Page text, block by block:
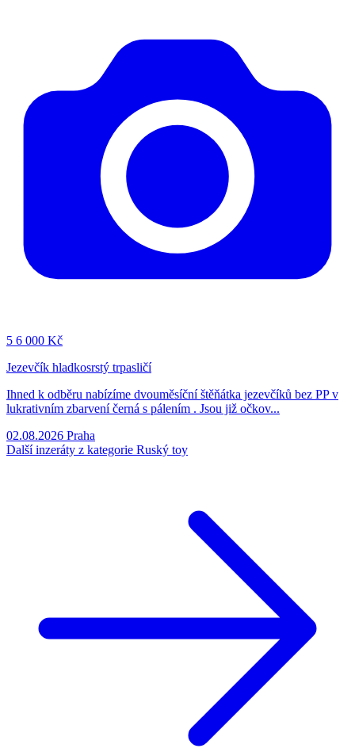
5 6 000 Kč
Jezevčík hladkosrstý trpasličí
Ihned k odběru nabízíme dvouměsíční štěňátka jezevčíků bez PP v
lukrativním zbarvení černá s pálením . Jsou již očkov...
02.08.2026 Praha
Další inzeráty z kategorie Ruský toy